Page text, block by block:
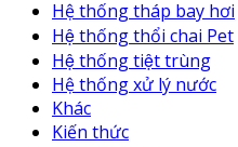
Hệ thống tháp bay hơi
Hệ thống thổi chai Pet
Hệ thống tiệt trùng
Hệ thống xử lý nước
Khác
Kiến thức